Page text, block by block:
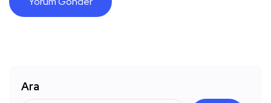
Ara